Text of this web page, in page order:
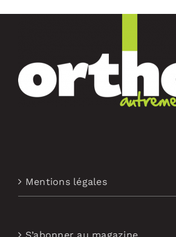
Mentions légales